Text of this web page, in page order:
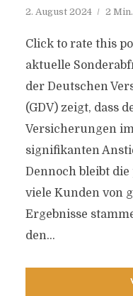
2. August 2024 2
Click to rate this
aktuelle
der Deutschen
(GDV) zeigt, dass
Versicherungen
signifikanten
Dennoch bleibt
viele Kunden von
Ergebnisse
den...